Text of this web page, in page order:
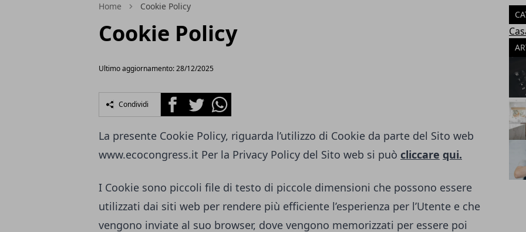
Home Cookie Policy
Cookie Policy
Ultimo aggiornamento: 28/12/2025
Condividi FacebookTwitterWhatsapp
La presente Cookie Policy, riguarda l’utilizzo di Cookie da parte del Sito web
www.ecocongress.it Per la Privacy Policy del Sito web si può cliccare qui.
I Cookie sono piccoli file di testo di piccole dimensioni che possono essere
utilizzati dai siti web per rendere più efficiente l’esperienza per l’Utente e che
vengono inviate al suo browser, dove vengono memorizzati per essere poi